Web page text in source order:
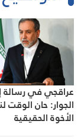
عراقجي في
الجوار: حان الوقت
الأخوة الحقيقية